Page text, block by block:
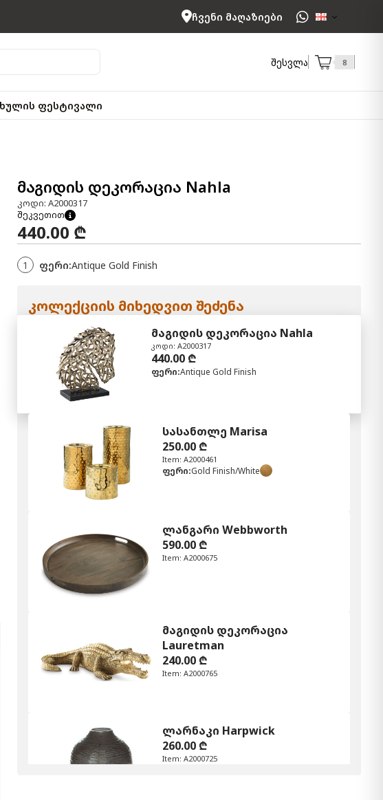
ჩვენი მაღაზიები
შესვლა 8
ფესტივალი
მაგიდის დეკორაცია Nahla
კოდი: A2000317
შეკვეთით
440.00 ₾
1 ფერი:Antique Gold Finish
კოლექციის მიხედვით შეძენა
მაგიდის დეკორაცია Nahla
კოდი: A2000317
440.00 ₾
ფერი:Antique Gold Finish
სასანთლე Marisa
250.00 ₾
Item: A2000461
ფერი:Gold Finish/White
ლანგარი Webbworth
590.00 ₾
Item: A2000675
მაგიდის დეკორაცია
Lauretman
240.00 ₾
Item: A2000765
ლარნაკი Harpwick
260.00 ₾
Item: A2000725